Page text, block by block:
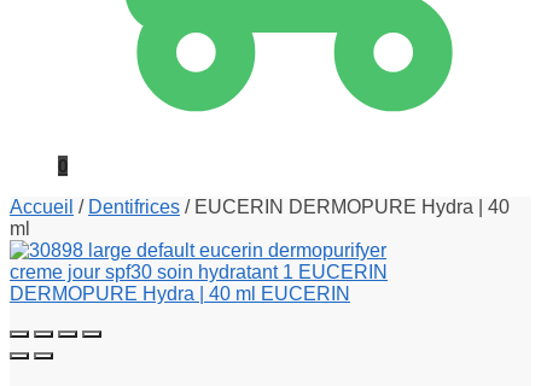
0
Accueil / Dentifrices / EUCERIN DERMOPURE Hydra | 40
ml